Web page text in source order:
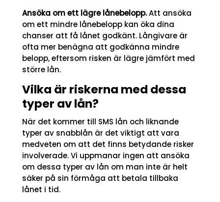
Ansöka om ett lägre lånebelopp.Att ansöka
om ett mindre lånebelopp kan öka dina
chanser att få lånet godkänt. Långivare är
ofta mer benägna att godkänna mindre
belopp, eftersom risken är lägre jämfört med
större lån.
Vilka är riskerna med dessa
typer av lån?
När det kommer till SMS lån och liknande
typer av snabblån är det viktigt att vara
medveten om att det finns betydande risker
involverade. Vi uppmanar ingen att ansöka
om dessa typer av lån om man inte är helt
säker på sin förmåga att betala tillbaka
lånet i tid.